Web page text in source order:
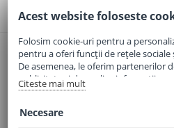
CONTACT
Email:office@elaptepraf.ro
Telefon:0745-964-449
Adresa:Sos. Borsului, Nr. 20, Oradea,
Acest website foloseste
Folosim cookie-uri pentru a
pentru a oferi funcții de rețele
De asemenea, le oferim partenerilor
publicitate și de analize informații cu
folosiți site-ul nostru. Aceștia le pot
Citeste mai mult
Necesare